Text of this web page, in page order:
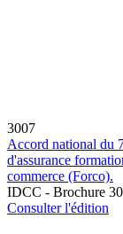
3007
Accord national du
d'assurance
commerce (Forco).
IDCC - Brochure
Consulter l'édition